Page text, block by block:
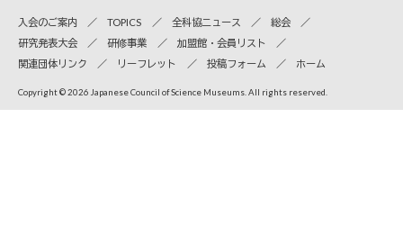
入会のご案内 TOPICS 全科協ニュース
総会
研究発表大会
研修事業
加盟館・会員リスト
関連団体リンク
リーフレット 投稿フォーム ホーム
Copyright © 2026 Japanese Council of Science Museums. All rights reserved.